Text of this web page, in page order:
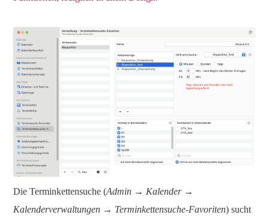
Die Terminkettensuche (Admin → Kalender →
Kalenderverwaltungen → Terminkettensuche-Favoriten) sucht